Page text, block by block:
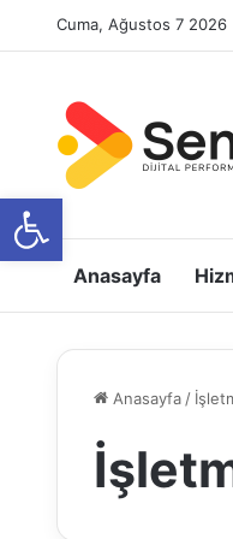
Cuma, Ağustos 7 2026
Anasayfa
Anasayfa /
Open toolbar